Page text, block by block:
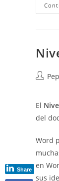
Autor
El
del
Word
en
sus
Share